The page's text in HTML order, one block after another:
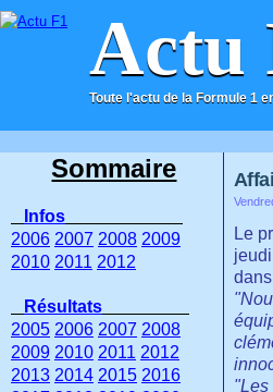
Actu
Toute l'actu de la Formule 1
ACCUEIL CONTACT
Le
"Les
Sommaire
Infos
2006 2007 2008 2009
2010 2011 2012
Résultats
2005 2006 2007 2008
2009 2010 2011 2012
2013 2014 2015 2016